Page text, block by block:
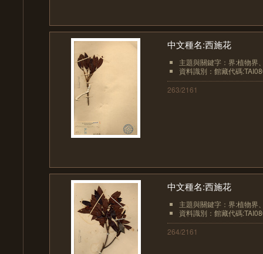
中文種名:西施花
主題與關鍵字：界:植物界
資料識別：館藏代碼
263/2161
中文種名:西施花
主題與關鍵字：界:植物界
資料識別：館藏代碼
264/2161